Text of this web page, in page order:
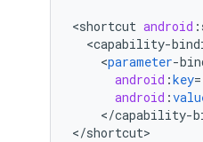
<shortcut android :
<capability-
<parameter-
android :key=
android :
</capability-
</shortcut